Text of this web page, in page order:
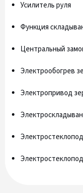
Усилитель руля
Функция
Центральный
Электрообогрев
Электропривод